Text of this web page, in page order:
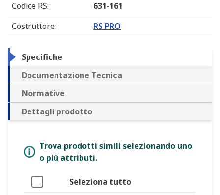
Codice RS:
631-161
Costruttore: RS PRO
Specifiche
Documentazione Tecnica
Normative
Dettagli prodotto
Trova prodotti simili selezionando uno
o più attributi.
Seleziona tutto